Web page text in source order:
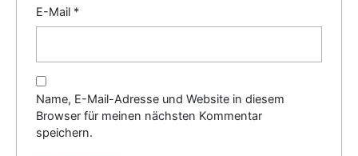
E-Mail *
Name, E-Mail-Adresse und Website in diesem
Browser für meinen nächsten Kommentar
speichern.